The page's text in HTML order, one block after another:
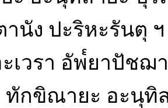
นัง ปะริหะรันตุ
เวรา อัพ๎ยาปัช
ทักขิณายะ อะนุทิ